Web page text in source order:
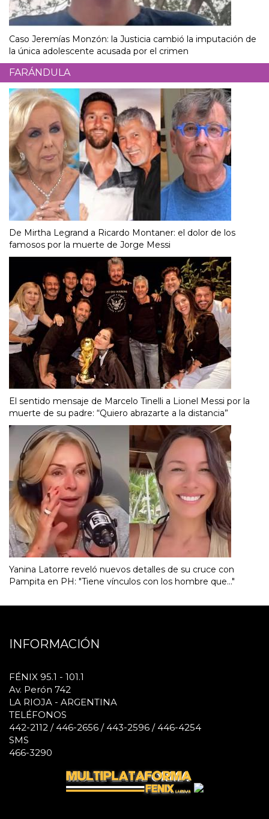
Caso Jeremías Monzón: la Justicia cambió la imputación de
la única adolescente acusada por el crimen
FARÁNDULA
De Mirtha Legrand a Ricardo Montaner: el dolor de los
famosos por la muerte de Jorge Messi
El sentido mensaje de Marcelo Tinelli a Lionel Messi por la
muerte de su padre: “Quiero abrazarte a la distancia”
Yanina Latorre reveló nuevos detalles de su cruce con
Pampita en PH: "Tiene vínculos con los hombre que..."
INFORMACIÓN
FÉNIX 95.1 - 101.1
Av. Perón 742
LA RIOJA - ARGENTINA
TELÉFONOS
442-2112 / 446-2656 / 443-2596 / 446-4254
SMS
466-3290